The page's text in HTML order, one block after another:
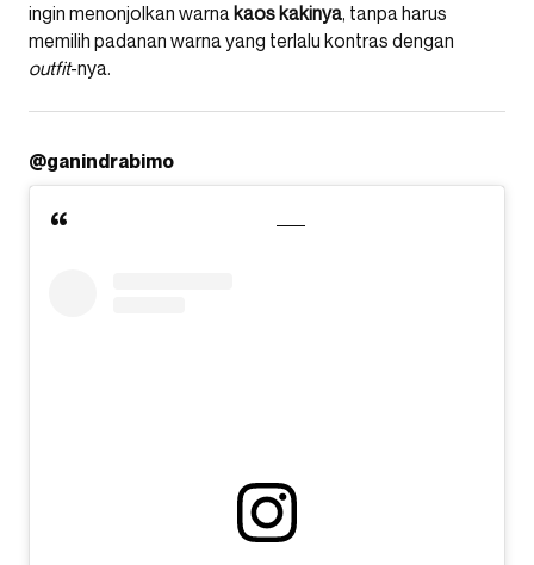
ingin menonjolkan warna kaos kakinya, tanpa harus
memilih padanan warna yang terlalu kontras dengan
outfit-nya.
@ganindrabimo